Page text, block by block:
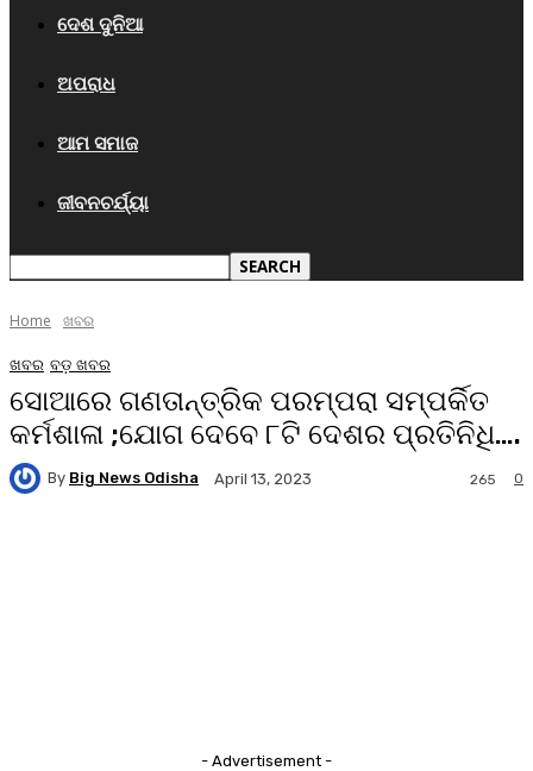
ଦେଶ ଦୁନିଆ
ଅପରାଧ
ଆମ ସମାଜ
ଜୀବନଚର୍ଯ୍ୟା
Home ଖବର
ଖବର ବଡ଼ ଖବର
ସୋଆରେ ଗଣତାନ୍ତ୍ରିକ ପରମ୍ପରା ସମ୍ପର୍କିତ
କର୍ମଶାଳା ;ଯୋଗ ଦେବେ ୮ଟି ଦେଶର ପ୍ରତିନିଧି….
By Big News Odisha April 13, 2023 0
265
- Advertisement -